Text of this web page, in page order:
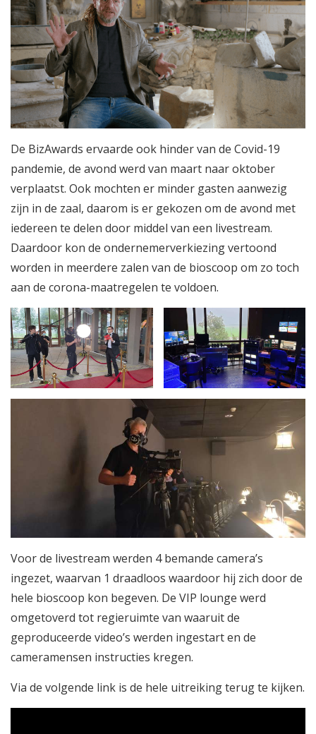
De BizAwards ervaarde ook hinder van de Covid-19
pandemie, de avond werd van maart naar oktober
verplaatst. Ook mochten er minder gasten aanwezig
zijn in de zaal, daarom is er gekozen om de avond met
iedereen te delen door middel van een livestream.
Daardoor kon de ondernemerverkiezing vertoond
worden in meerdere zalen van de bioscoop om zo toch
aan de corona-maatregelen te voldoen.
Voor de livestream werden 4 bemande camera’s
ingezet, waarvan 1 draadloos waardoor hij zich door de
hele bioscoop kon begeven. De VIP lounge werd
omgetoverd tot regieruimte van waaruit de
geproduceerde video’s werden ingestart en de
cameramensen instructies kregen.
Via de volgende link is de hele uitreiking terug te kijken.